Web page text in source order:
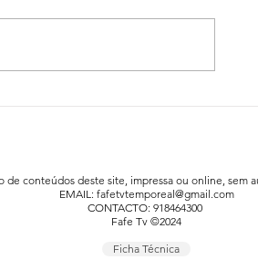
de conteúdos deste site, impressa ou online, sem
EMAIL: fafetvtemporeal@gmail.com
CONTACTO: 918464300
Fafe Tv ©2024
Ficha Técnica